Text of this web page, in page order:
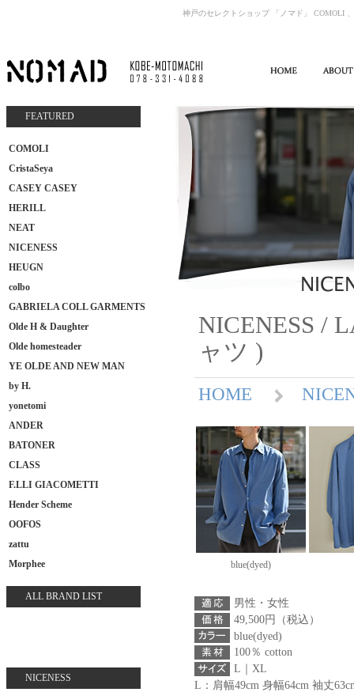
神戸のセレクトショップ 「ノマド」 COMOLI
FEATURED
COMOLI
CristaSeya
CASEY CASEY
HERILL
NEAT
NICENESS
HEUGN
colbo
GABRIELA COLL GARMENTS
Olde H & Daughter
Olde homesteader
YE OLDE AND NEW MAN
by H.
yonetomi
ANDER
BATONER
CLASS
F.LLI GIACOMETTI
Hender Scheme
OOFOS
zattu
Morphee
ALL BRAND LIST
NICENESS
NICENESS /
ャツ )
HOME
blue(dyed)
男性・女性
49,500円（税込）
blue(dyed)
100％ cotton
L｜XL
L：肩幅49cm 身幅64cm 袖丈